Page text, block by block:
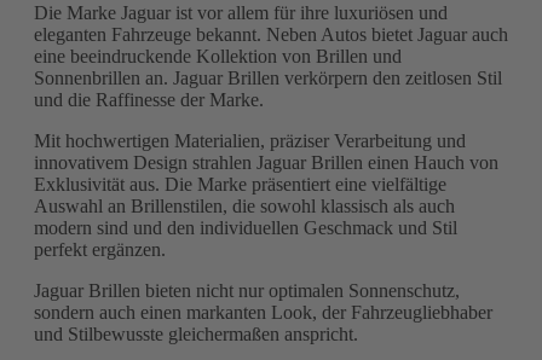
Die Marke Jaguar ist vor allem für ihre luxuriösen und
eleganten Fahrzeuge bekannt. Neben Autos bietet Jaguar auch
eine beeindruckende Kollektion von Brillen und
Sonnenbrillen an. Jaguar Brillen verkörpern den zeitlosen Stil
und die Raffinesse der Marke.
Mit hochwertigen Materialien, präziser Verarbeitung und
innovativem Design strahlen Jaguar Brillen einen Hauch von
Exklusivität aus. Die Marke präsentiert eine vielfältige
Auswahl an Brillenstilen, die sowohl klassisch als auch
modern sind und den individuellen Geschmack und Stil
perfekt ergänzen.
Jaguar Brillen bieten nicht nur optimalen Sonnenschutz,
sondern auch einen markanten Look, der Fahrzeugliebhaber
und Stilbewusste gleichermaßen anspricht.